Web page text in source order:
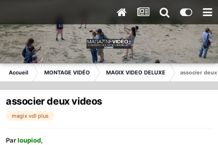
Accueil MONTAGE VIDÉO MAGIX VIDEO DELUXE associer
associer deux videos
magix vdl plus
Parloupiod,